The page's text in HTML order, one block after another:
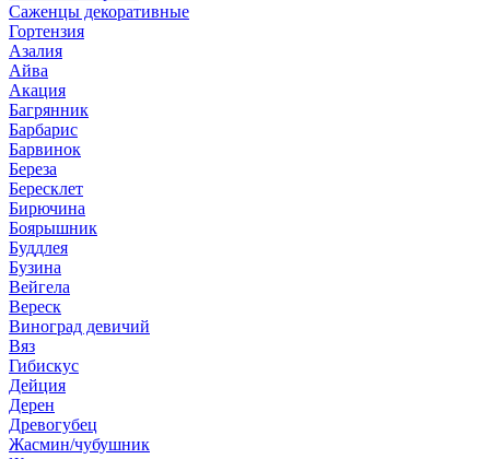
Саженцы декоративные
Гортензия
Азалия
Айва
Акация
Багрянник
Барбарис
Барвинок
Береза
Бересклет
Бирючина
Боярышник
Буддлея
Бузина
Вейгела
Вереск
Виноград девичий
Вяз
Гибискус
Дейция
Дерен
Древогубец
Жасмин/чубушник